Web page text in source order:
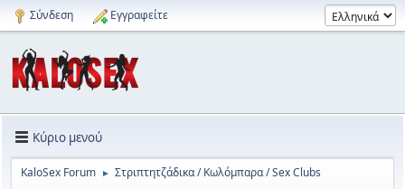
Σύνδεση Εγγραφείτε
Κύριο μενού
KaloSex Forum ► Στριπτητζάδικα / Κωλόμπαρα / Sex Clubs